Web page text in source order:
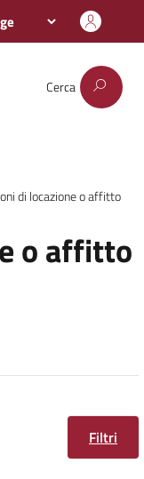
Cerca
di locazione o affitto
o affitto
Filtri